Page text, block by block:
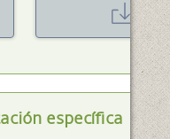
específica